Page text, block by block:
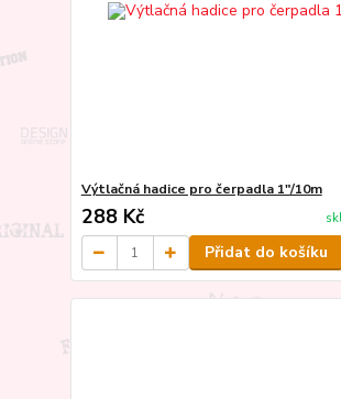
Výtlačná hadice pro čerpadla 1"/10m
288 Kč
Přidat do košíku